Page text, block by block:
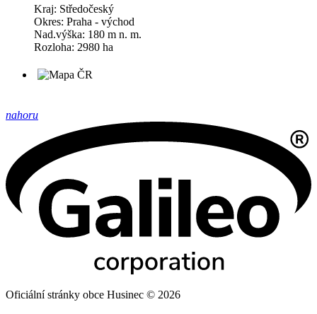
Kraj: Středočeský
Okres: Praha - východ
Nad.výška: 180 m n. m.
Rozloha: 2980 ha
nahoru
Oficiální stránky obce Husinec © 2026